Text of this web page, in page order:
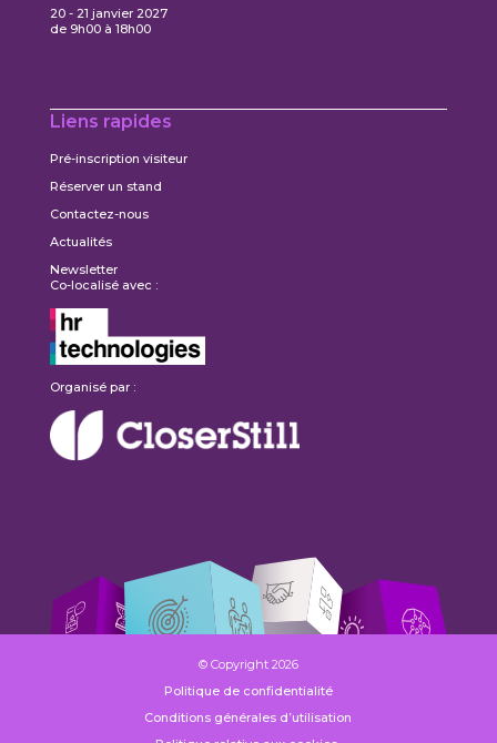
20 - 21 janvier 2027
de 9h00 à 18h00
Liens rapides
Pré-inscription visiteur
Réserver un stand
Contactez-nous
Actualités
Newsletter
Co-localisé avec :
Organisé par :
© Copyright 2026
Politique de confidentialité
Conditions générales d’utilisation